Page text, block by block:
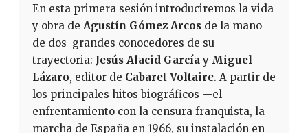
En esta primera sesión introduciremos la vida
y obra de Agustín Gómez Arcosde la mano
de dos grandes conocedores de su
trayectoria: Jesús Alacid Garcíay Miguel
Lázaro, editor de Cabaret Voltaire. A partir de
los principales hitos biográficos —el
enfrentamiento con la censura franquista, la
marcha de España en 1966, su instalación en